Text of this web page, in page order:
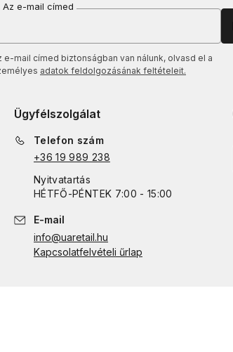
Az e-mail címed
e-mail címed biztonságban van nálunk, olvasd el a
adatok feldolgozásának feltételeit.
Ügyfélszolgálat
Telefon szám
+36 19 989 238
Nyitvatartás
HÉTFŐ-PÉNTEK 7:00 - 15:00
E-mail
info@uaretail.hu
Kapcsolatfelvételi űrlap